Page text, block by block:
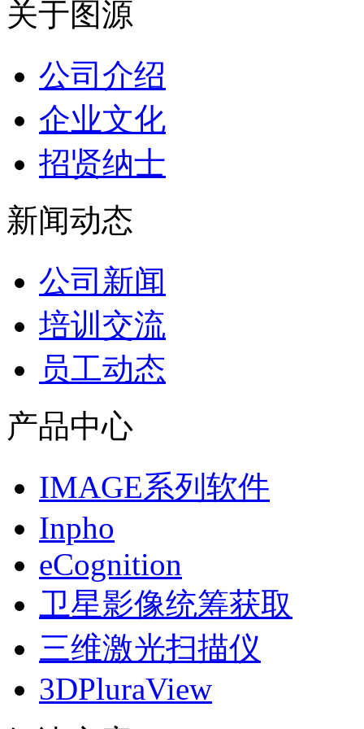
关于图源
公司介绍
企业文化
招贤纳士
新闻动态
公司新闻
培训交流
员工动态
产品中心
IMAGE系列软件
Inpho
eCognition
卫星影像统筹获取
三维激光扫描仪
3DPluraView